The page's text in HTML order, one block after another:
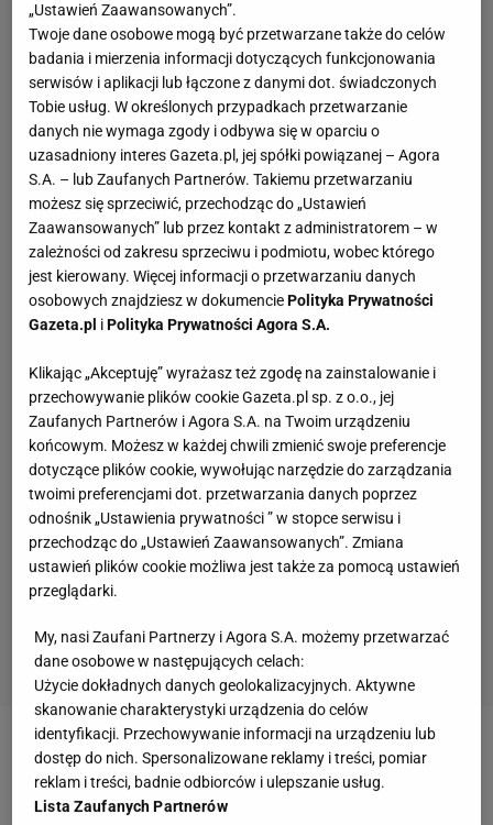
Zobacz wideoOsobiste wyznanie Joanny
Jędrzejczyk: Dlaczego mam się tego wstydzić?
„Ustawień Zaawansowanych”.
Twoje dane osobowe mogą być przetwarzane także do celów
badania i mierzenia informacji dotyczących funkcjonowania
serwisów i aplikacji lub łączone z danymi dot. świadczonych
Tobie usług. W określonych przypadkach przetwarzanie
danych nie wymaga zgody i odbywa się w oparciu o
uzasadniony interes Gazeta.pl, jej spółki powiązanej – Agora
S.A. – lub Zaufanych Partnerów. Takiemu przetwarzaniu
możesz się sprzeciwić, przechodząc do „Ustawień
Zaawansowanych” lub przez kontakt z administratorem – w
zależności od zakresu sprzeciwu i podmiotu, wobec którego
jest kierowany. Więcej informacji o przetwarzaniu danych
osobowych znajdziesz w dokumenciePolityka Prywatności
Gazeta.pl iPolityka Prywatności Agora S.A.
Klikając „Akceptuję” wyrażasz też zgodę na zainstalowanie i
przechowywanie plików cookie Gazeta.pl sp. z o.o., jej
Zaufanych Partnerów i Agora S.A. na Twoim urządzeniu
końcowym. Możesz w każdej chwili zmienić swoje preferencje
dotyczące plików cookie, wywołując narzędzie do zarządzania
twoimi preferencjami dot. przetwarzania danych poprzez
odnośnik „Ustawienia prywatności ” w stopce serwisu i
przechodząc do „Ustawień Zaawansowanych”. Zmiana
ustawień plików cookie możliwa jest także za pomocą ustawień
przeglądarki.
My, nasi Zaufani Partnerzy i Agora S.A. możemy przetwarzać
dane osobowe w następujących celach:
Użycie dokładnych danych geolokalizacyjnych. Aktywne
skanowanie charakterystyki urządzenia do celów
identyfikacji. Przechowywanie informacji na urządzeniu lub
dostęp do nich. Spersonalizowane reklamy i treści, pomiar
reklam i treści, badnie odbiorców i ulepszanie usług.
Lista Zaufanych Partnerów